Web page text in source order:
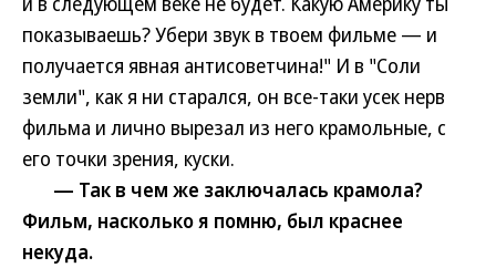
показываешь? Убери звук в твоем фильме — и
получается явная антисоветчина!" И в "Соли
земли", как я ни старался, он все-таки усек нерв
фильма и лично вырезал из него крамольные, с
его точки зрения, куски.
— Так в чем же заключалась крамола?
Фильм, насколько я помню, был краснее
некуда.